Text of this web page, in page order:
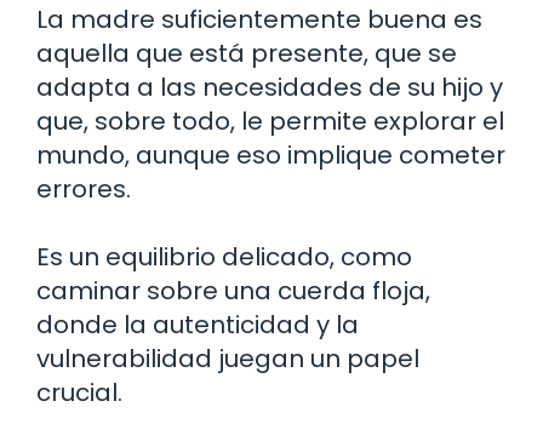
La madre suficientemente buena es
aquella que está presente, que se
adapta a las necesidades de su hijo y
que, sobre todo, le permite explorar el
mundo, aunque eso implique cometer
errores.
Es un equilibrio delicado, como
caminar sobre una cuerda floja,
donde la autenticidad y la
vulnerabilidad juegan un papel
crucial.